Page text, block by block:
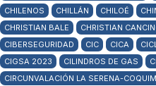
CHILENOS
CHILLÁN CHILOÉ
CHRISTIAN BALE
CHRISTIAN
CIBERSEGURIDAD
CIC CICA
CIGSA 2023
CILINDROS DE GAS
CIRCUNVALACIÓN LA SERENA-